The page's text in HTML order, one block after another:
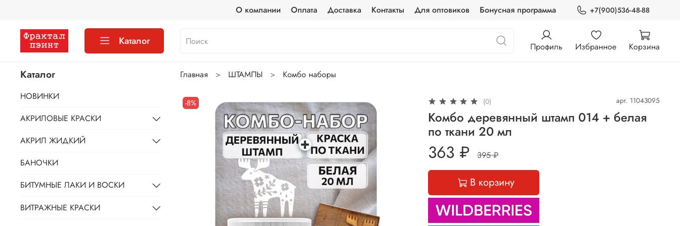
О компании Оплата Доставка Контакты Для оптовиков Бонусная программа +7(900)536-48-88
Каталог Профиль Избранное Корзина
Главная ШТАМПЫ Комбо наборы
-8% (0) арт. 11043095
Комбо деревянный штамп 014 + белая
по ткани 20 мл
363 ₽ 395 ₽
В корзину
Каталог
НОВИНКИ
АКРИЛОВЫЕ КРАСКИ
АКРИЛ ЖИДКИЙ
БАНОЧКИ
БИТУМНЫЕ ЛАКИ И ВОСКИ
ВИТРАЖНЫЕ КРАСКИ